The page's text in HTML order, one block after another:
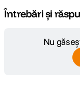
Capacitate
rafala
Întrebări și
Nu